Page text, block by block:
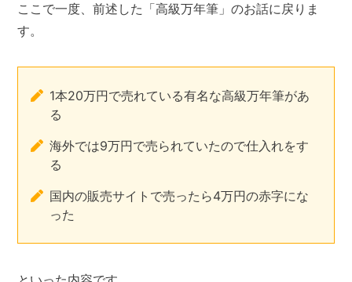
ここで一度、前述した「高級万年筆」のお話に戻りま
す。
1本20万円で売れている有名な高級万年筆があ
る
海外では9万円で売られていたので仕入れをす
る
国内の販売サイトで売ったら4万円の赤字にな
った